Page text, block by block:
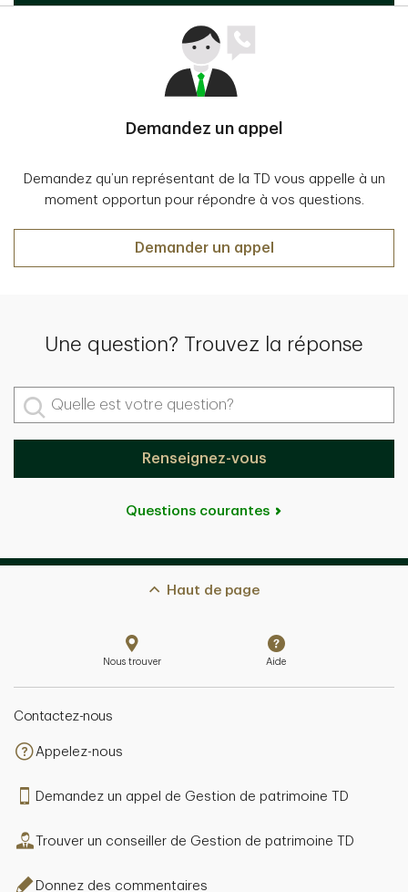
Demandez un appel
Demandez qu’un représentant de la TD vous appelle à un
moment opportun pour répondre à vos questions.
Demander un appel
Une question? Trouvez la réponse
Quelle est votre question?
Renseignez-vous
Questions courantes
Haut de page
Nous trouver Aide
Contactez-nous
Appelez-nous
Demandez un appel de Gestion de patrimoine TD
Trouver un conseiller de Gestion de patrimoine TD
Donnez des commentaires